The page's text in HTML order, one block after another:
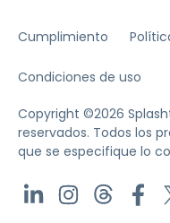
Cumplimiento
Condiciones de uso
Copyright ©2026
reservados. Todos los
que se especifique lo